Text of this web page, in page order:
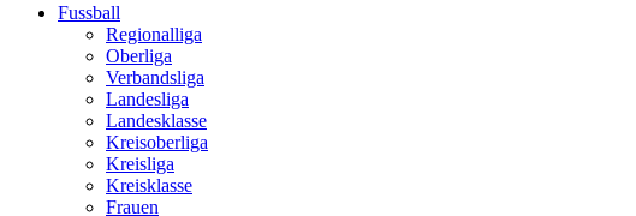
Fussball
Regionalliga
Oberliga
Verbandsliga
Landesliga
Landesklasse
Kreisoberliga
Kreisliga
Kreisklasse
Frauen